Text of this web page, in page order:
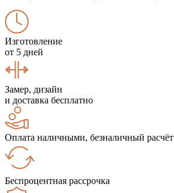
Изготовление
от 5 дней
Замер, дизайн
и доставка бесплатно
Оплата наличными, безналичный расчёт
Беспроцентная рассрочка